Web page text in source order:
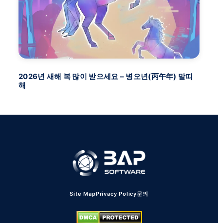
2026년 새해 복 많이 받으세요 – 병오년(丙午年) 말띠
해
Site MapPrivacy Policy문의